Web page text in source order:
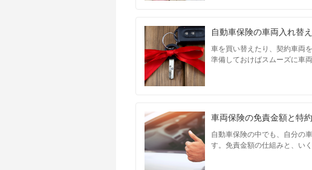
自動車保険の車両入れ替
車を買い替えたり、契約車両
準備しておけばスムーズに車
車両保険の免責金額と特
自動車保険の中でも、自分の
す。免責金額の仕組みと、い